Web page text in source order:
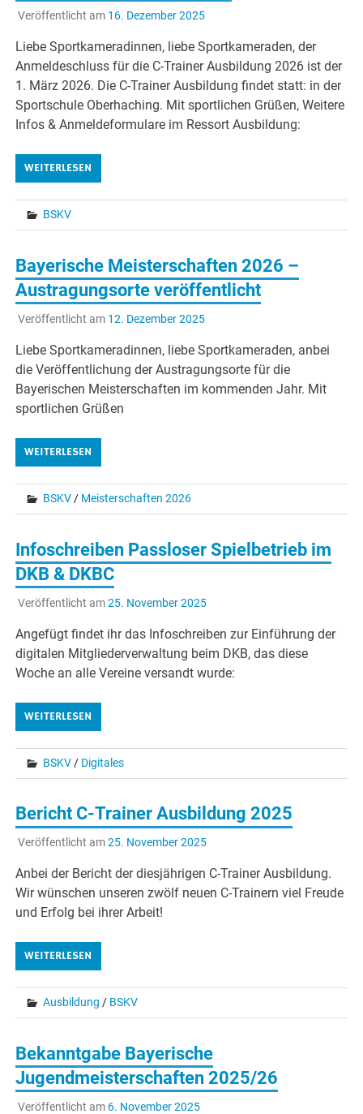
Veröffentlicht am 16. Dezember 2025
Liebe Sportkameradinnen, liebe Sportkameraden, der
Anmeldeschluss für die C-Trainer Ausbildung 2026 ist der
1. März 2026. Die C-Trainer Ausbildung findet statt: in der
Sportschule Oberhaching. Mit sportlichen Grüßen, Weitere
Infos & Anmeldeformulare im Ressort Ausbildung:
WEITERLESEN
BSKV
Bayerische Meisterschaften 2026 –
Austragungsorte veröffentlicht
Veröffentlicht am 12. Dezember 2025
Liebe Sportkameradinnen, liebe Sportkameraden, anbei
die Veröffentlichung der Austragungsorte für die
Bayerischen Meisterschaften im kommenden Jahr. Mit
sportlichen Grüßen
WEITERLESEN
BSKV / Meisterschaften 2026
Infoschreiben Passloser Spielbetrieb im
DKB & DKBC
Veröffentlicht am25. November 2025
Angefügt findet ihr das Infoschreiben zur Einführung der
digitalen Mitgliederverwaltung beim DKB, das diese
Woche an alle Vereine versandt wurde:
WEITERLESEN
BSKV / Digitales
Bericht C-Trainer Ausbildung 2025
Veröffentlicht am25. November 2025
Anbei der Bericht der diesjährigen C-Trainer Ausbildung.
Wir wünschen unseren zwölf neuen C-Trainern viel Freude
und Erfolg bei ihrer Arbeit!
WEITERLESEN
Ausbildung / BSKV
Bekanntgabe Bayerische
Jugendmeisterschaften 2025/26
Veröffentlicht am 6. November 2025